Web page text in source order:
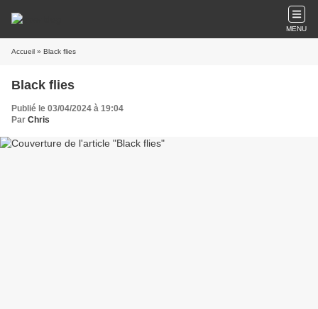
MENU
Accueil » Black flies
Black flies
Publié le 03/04/2024 à 19:04
Par Chris